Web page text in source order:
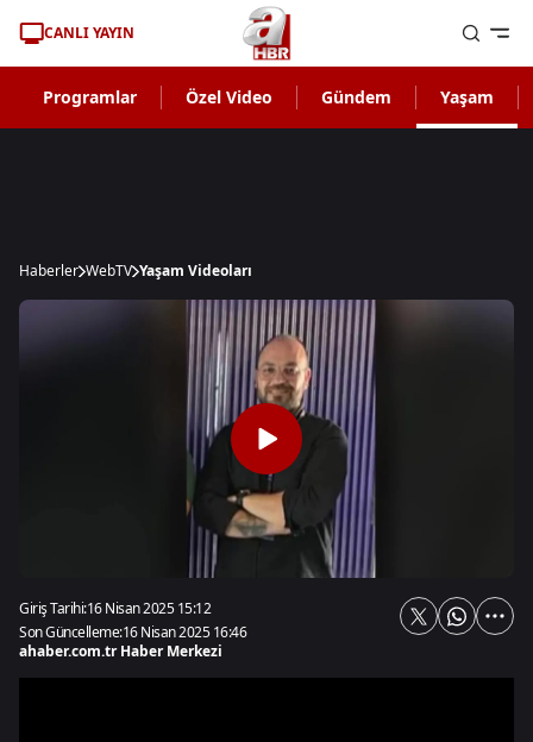
CANLI YAYIN
Programlar Özel Video Gündem Yaşam
Haberler WebTV Yaşam Videoları
Giriş Tarihi:16 Nisan 2025 15:12
Son Güncelleme:16 Nisan 2025 16:46
ahaber.com.tr Haber Merkezi